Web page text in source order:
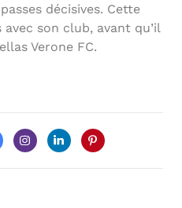
décisives. Cette
son club, avant qu’il
Verone FC.